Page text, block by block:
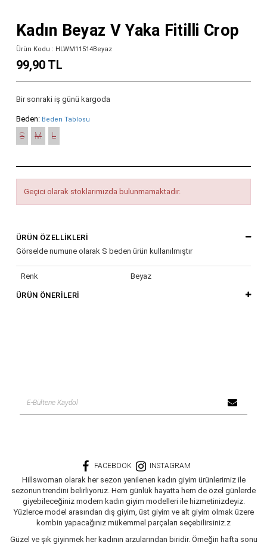
Kadın Beyaz V Yaka Fitilli Crop
Ürün Kodu : HLWM11514Beyaz
99,90 TL
Bir sonraki iş günü kargoda
Beden: Beden Tablosu
S M L
Geçici olarak stoklarımızda bulunmamaktadır.
ÜRÜN ÖZELLIKLERI
Görselde numune olarak S beden ürün kullanılmıştır
Renk Beyaz
ÜRÜN ÖNERILERI
FACEBOOK INSTAGRAM
Hillswoman olarak her sezon yenilenen kadın giyim ürünlerimiz ile
sezonun trendini belirliyoruz. Hem günlük hayatta hem de özel günlerde
giyebileceğiniz modern kadın giyim modelleri ile hizmetinizdeyiz.
Yüzlerce model arasından dış giyim, üst giyim ve alt giyim olmak üzere
kombin yapacağınız mükemmel parçaları seçebilirsiniz.z
Güzel ve şık giyinmek her kadının arzularından biridir. Örneğin hafta sonu